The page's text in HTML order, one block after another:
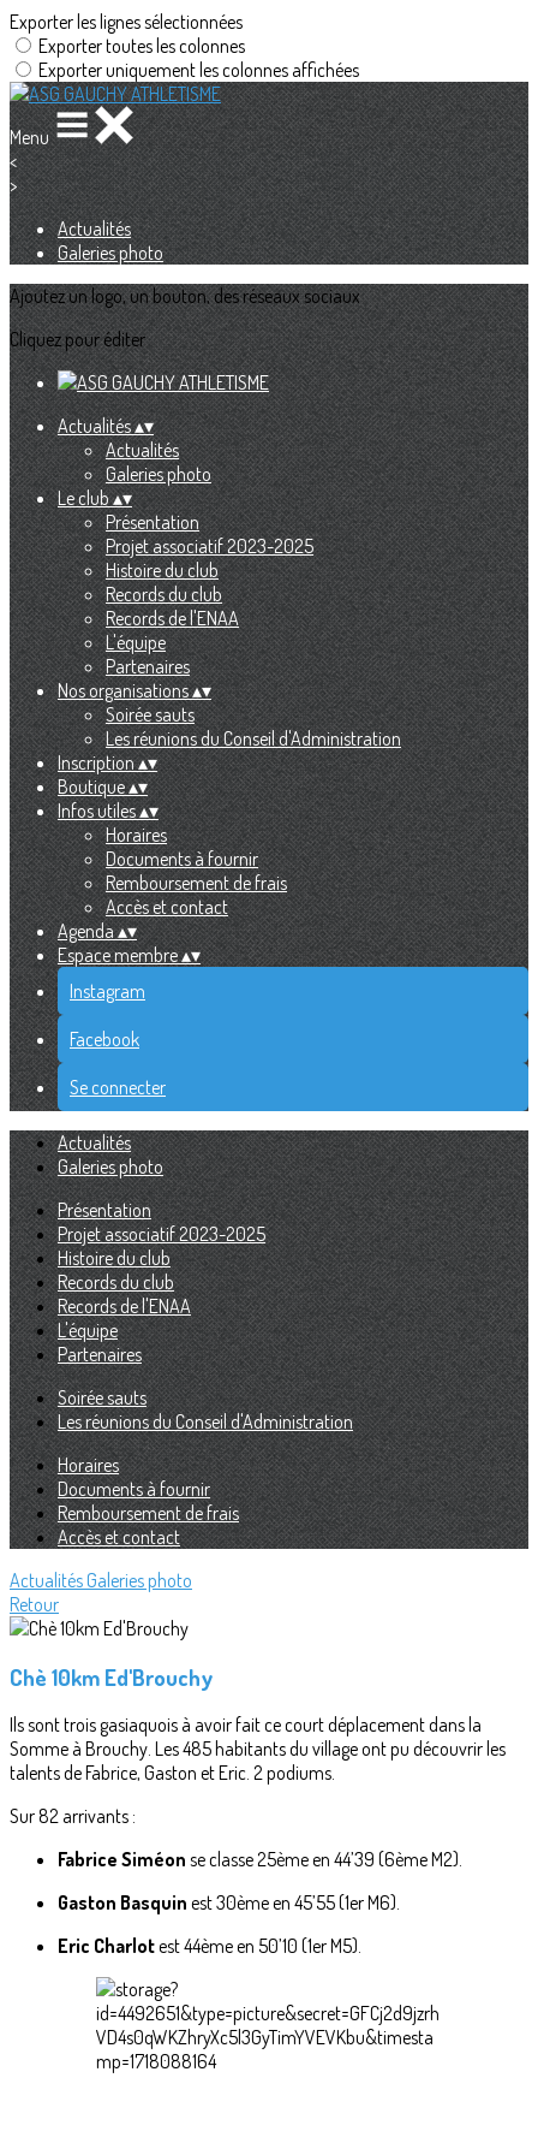
Exporter les lignes sélectionnées
Exporter toutes les colonnes
Exporter uniquement les colonnes affichées
Menu
<
>
Actualités
Galeries photo
Ajoutez un logo, un bouton, des réseaux sociaux
Cliquez pour éditer
Actualités▴▾
Actualités
Galeries photo
Le club▴▾
Présentation
Projet associatif 2023-2025
Histoire du club
Records du club
Records de l'ENAA
L'équipe
Partenaires
Nos organisations▴▾
Soirée sauts
Les réunions du Conseil d'Administration
Inscription▴▾
Boutique▴▾
Infos utiles▴▾
Horaires
Documents à fournir
Remboursement de frais
Accès et contact
Agenda▴▾
Espace membre▴▾
Instagram
Facebook
Se connecter
Actualités
Galeries photo
Présentation
Projet associatif 2023-2025
Histoire du club
Records du club
Records de l'ENAA
L'équipe
Partenaires
Soirée sauts
Les réunions du Conseil d'Administration
Horaires
Documents à fournir
Remboursement de frais
Accès et contact
Actualités Galeries photo
Retour
Chè 10km Ed'Brouchy
Ils sont trois gasiaquois à avoir fait ce court déplacement dans la
Somme à Brouchy. Les 485 habitants du village ont pu découvrir les
talents de Fabrice, Gaston et Eric. 2 podiums.
Sur 82 arrivants :
Fabrice Siméon se classe 25ème en 44’39 (6ème M2).
Gaston Basquin est 30ème en 45’55 (1er M6).
Eric Charlotest 44ème en 50’10 (1er M5).